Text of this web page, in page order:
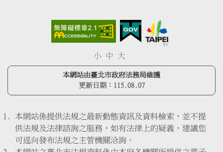
小 中 大
本網站由臺北市政府法務局維護
更新日期： 115.08.07
本網站係提供法規之最新動態資訊及資料檢索，並不提
供法規及法律諮詢之服務，如有法律上的疑義，建議您
可逕向發布法規之主管機關洽詢。